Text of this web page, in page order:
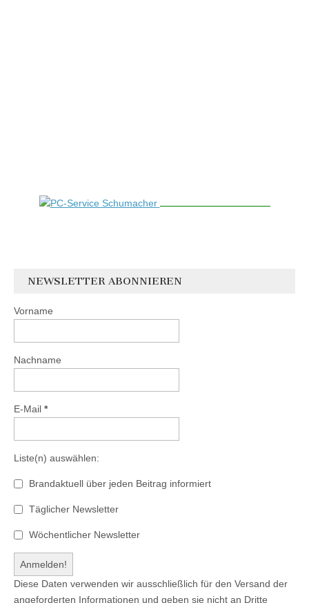
NEWSLETTER ABONNIEREN
Vorname
Nachname
E-Mail *
Liste(n) auswählen:
Brandaktuell über jeden Beitrag informiert
Täglicher Newsletter
Wöchentlicher Newsletter
Diese Daten verwenden wir ausschließlich für den Versand der
angeforderten Informationen und geben sie nicht an Dritte